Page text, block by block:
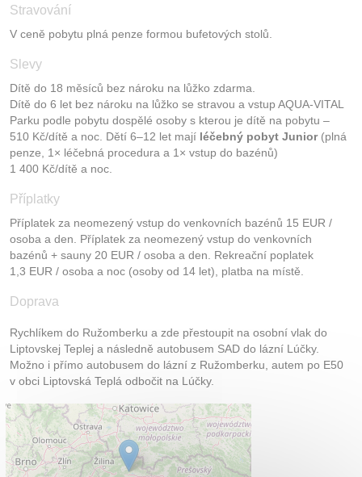
Stravování
V ceně pobytu plná penze formou bufetových stolů.
Slevy
Dítě do 18 měsíců bez nároku na lůžko zdarma.
Dítě do 6 let bez nároku na lůžko se stravou a vstup AQUA-VITAL
Parku podle pobytu dospělé osoby s kterou je dítě na pobytu –
510 Kč/dítě a noc. Dětí 6–12 let mají léčebný pobyt Junior(plná
penze, 1× léčebná procedura a 1× vstup do bazénů)
1 400 Kč/dítě a noc.
Příplatky
Příplatek za neomezený vstup do venkovních bazénů 15 EUR /
osoba a den. Příplatek za neomezený vstup do venkovních
bazénů + sauny 20 EUR / osoba a den. Rekreační poplatek
1,3 EUR / osoba a noc (osoby od 14 let), platba na místě.
Doprava
Rychlíkem do Ružomberku a zde přestoupit na osobní vlak do
Liptovskej Teplej a následně autobusem SAD do lázní Lúčky.
Možno i přímo autobusem do lázní z Ružomberku, autem po E50
v obci Liptovská Teplá odbočit na Lúčky.